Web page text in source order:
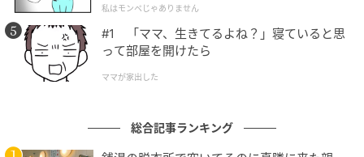
半分夫
ツムママ
ツムママ
私はモンペじゃありません
#1 「ママ、生きてるよね？」寝ていると思
って部屋を開けたら
ママが家出した
総合記事ランキング